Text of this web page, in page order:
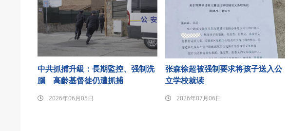
中共抓捕升級：長期監控、强制洗
腦 高齡基督徒仍遭抓捕
2026年06月05日
张森徐超被强制要求将孩子送入公
立学校就读
2026年07月06日